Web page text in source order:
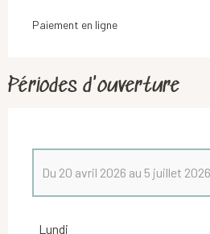
Paiement en ligne
Périodes d'ouverture
Du 20 avril 2026 au 5 juillet 2026
Lundi